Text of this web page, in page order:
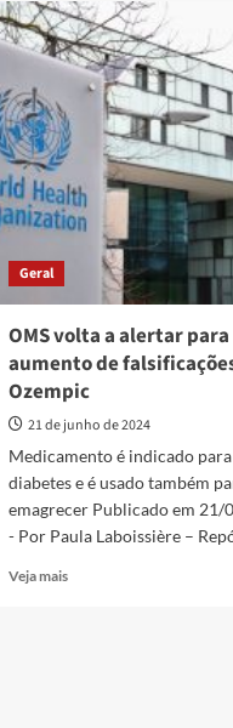
Geral
OMS volta a alertar para
aumento de
Ozempic
21 de junho de 2024
Medicamento é indicado para
diabetes e é usado também
emagrecer Publicado em 21/
- Por Paula Laboissière –
Veja maisRead